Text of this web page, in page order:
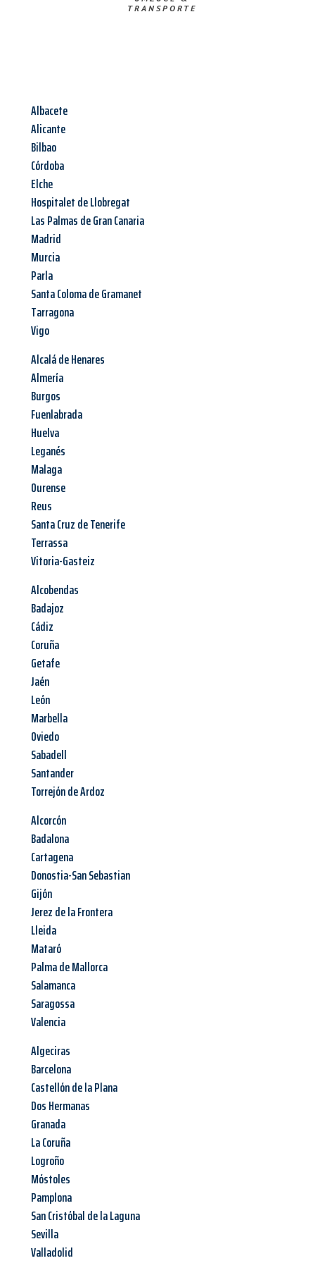
TRANSPORTE
Albacete
Alicante
Bilbao
Córdoba
Elche
Hospitalet de Llobregat
Las Palmas de Gran Canaria
Madrid
Murcia
Parla
Santa Coloma de Gramanet
Tarragona
Vigo
Alcalá de Henares
Almería
Burgos
Fuenlabrada
Huelva
Leganés
Malaga
Ourense
Reus
Santa Cruz de Tenerife
Terrassa
Vitoria-Gasteiz
Alcobendas
Badajoz
Cádiz
Coruña
Getafe
Jaén
León
Marbella
Oviedo
Sabadell
Santander
Torrejón de Ardoz
Alcorcón
Badalona
Cartagena
Donostia-San Sebastian
Gijón
Jerez de la Frontera
Lleida
Mataró
Palma de Mallorca
Salamanca
Saragossa
Valencia
Algeciras
Barcelona
Castellón de la Plana
Dos Hermanas
Granada
La Coruña
Logroño
Móstoles
Pamplona
San Cristóbal de la Laguna
Sevilla
Valladolid